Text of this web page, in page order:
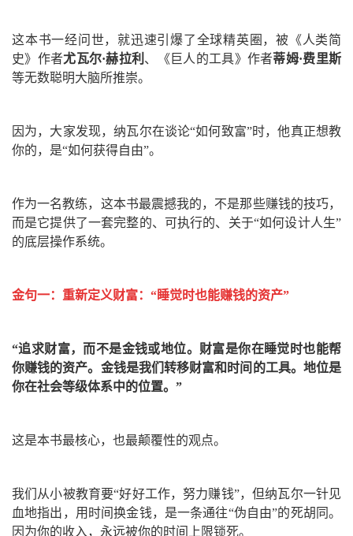
这本书一经问世，就迅速引爆了全球精英圈，被《人类简
史》作者尤瓦尔·赫拉利 、《巨人的工具》作者蒂姆·费里斯
等无数聪明大脑所推崇。
因为，大家发现，纳瓦尔在谈论“如何致富”时，他真正想教
你的，是“如何获得自由”。
作为一名教练，这本书最震撼我的，不是那些赚钱的技巧，
而是它提供了一套完整的、可执行的、关于“如何设计人生”
的底层操作系统。
金句一：重新定义财富：“睡觉时也能赚钱的资产”
“追求财富，而不是金钱或地位。财富是你在睡觉时也能帮
你赚钱的资产。金钱是我们转移财富和时间的工具。地位是
你在社会等级体系中的位置。”
这是本书最核心，也最颠覆性的观点。
我们从小被教育要“好好工作，努力赚钱”，但纳瓦尔一针见
血地指出，用时间换金钱，是一条通往“伪自由”的死胡同。
因为你的收入，永远被你的时间上限锁死。